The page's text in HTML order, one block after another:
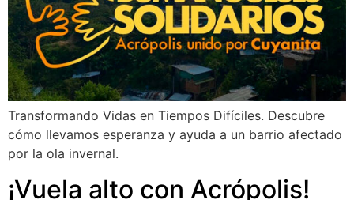
Transformando Vidas en Tiempos Difíciles. Descubre
cómo llevamos esperanza y ayuda a un barrio afectado
por la ola invernal.
¡Vuela alto con Acrópolis!